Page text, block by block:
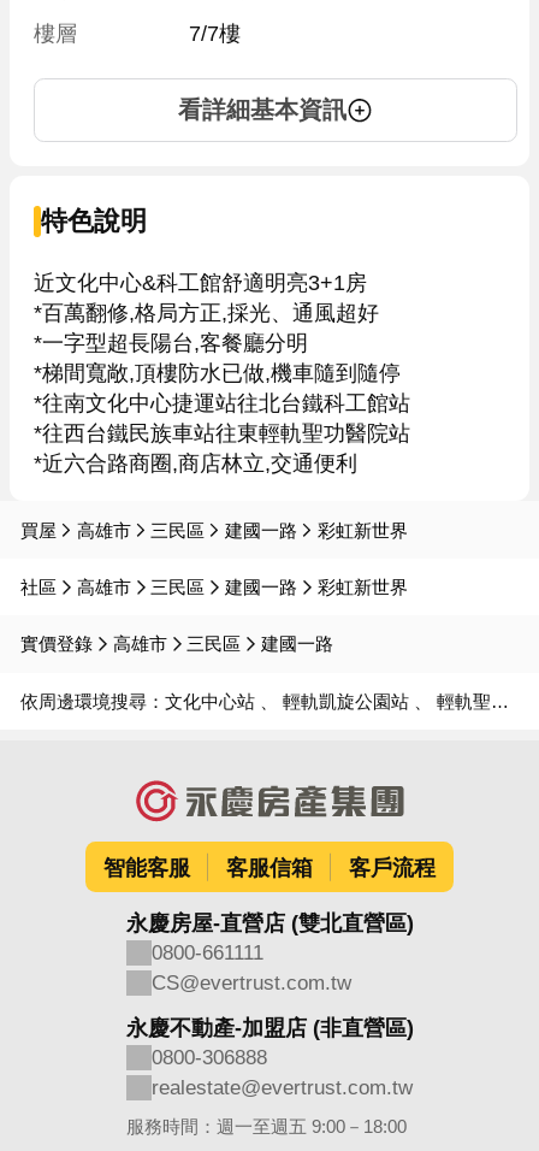
樓層
7/7樓
看詳細基本資訊
特色說明
近文化中心&科工館舒適明亮3+1房
*百萬翻修,格局方正,採光、通風超好
*一字型超長陽台,客餐廳分明
*梯間寬敞,頂樓防水已做,機車隨到隨停
*往南文化中心捷運站往北台鐵科工館站
*往西台鐵民族車站往東輕軌聖功醫院站
買屋 高雄市 三民區 建國一路 彩虹新世界
社區 高雄市 三民區 建國一路 彩虹新世界
實價登錄 高雄市 三民區 建國一路
依周邊環境搜尋： 文化中心站 輕軌凱旋公園站 輕軌聖功醫院(道明中學)站
智能客服 客服信箱 客戶流程
永慶房屋-直營店 (雙北直營區)
0800-661111
CS@evertrust.com.tw
永慶不動產-加盟店 (非直營區)
0800-306888
realestate@evertrust.com.tw
服務時間：週一至週五 9:00－18:00